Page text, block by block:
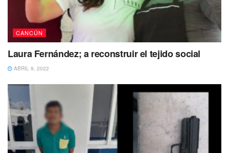
CANCÚN
Laura Fernández; a reconstruir el tejido social
ABRIL 9, 2022